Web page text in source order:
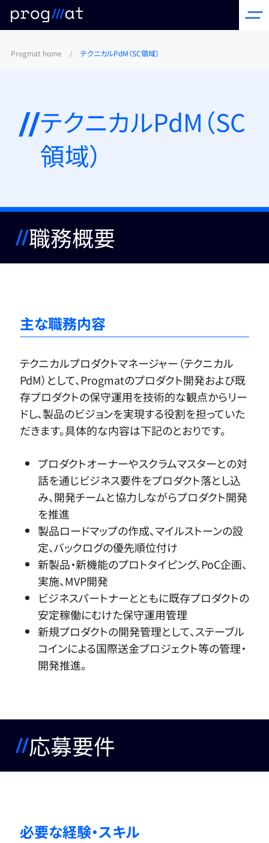
Progmat home / テクニカルPdM（SC領域）
テクニカルPdM（SC
領域）
職務概要
主な職務内容
テクニカルプロダクトマネージャー（テクニカル
PdM）として、Progmatのプロダクト開発および既
存プロダクトの保守運用を技術的な観点からリー
ドし、製品のビジョンを実現する役割を担っていた
だきます。具体的な内容は下記のとおりです。
プロダクトオーナーやスクラムマスターとの対
話を通じビジネス要件をプロダクト落とし込
み、開発チームと協力しながらプロダクト開発
を推進
製品ロードマップの作成、マイルストーンの設
定、バックログの優先順位付け
新製品・新機能のプロトタイピング、PoC企画、
実施、MVP開発
ビジネスパートナーとともに既存プロダクトの
安定稼働にむけた保守運用管理
新規プロダクトの開発管理として、ステーブル
コインによる国際送金プロジェクト等の管理・
開発推進。
応募要件
必要な経験・スキル